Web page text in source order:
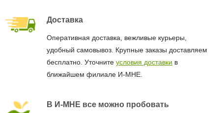
Доставка
Оперативная доставка, вежливые курьеры,
удобный самовывоз. Крупные заказы доставляем
бесплатно. Уточните условия доставки в
ближайшем филиале И-МНЕ.
В И-МНЕ все можно пробовать